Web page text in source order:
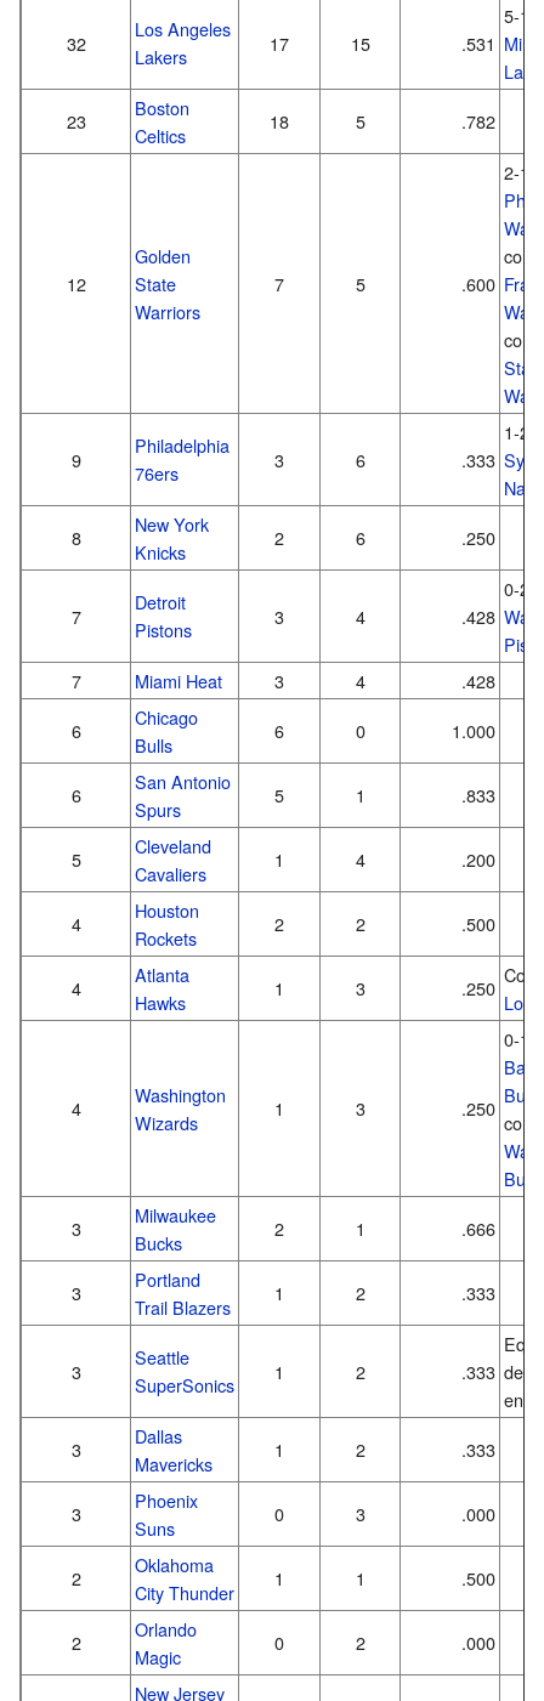
32
Los Angeles
Lakers
17 15 .531
5-1
23
Boston
Celtics
18 5 .782
12
Golden
State
Warriors
7 5 .600
2-1
State
9
Philadelphia
76ers
3 6 .333
1-2
8
New York
Knicks
2 6 .250
7
Detroit
Pistons
3 4 .428
0-2
7
Miami Heat 3 4
.428
6
Chicago
Bulls
6 0 1.000
6
San Antonio
Spurs
5 1 .833
5
Cleveland
Cavaliers
1 4 .200
4
Houston
Rockets
2 2 .500
4
Atlanta
Hawks
1 3 .250
4
Washington
Wizards
1 3 .250
0-1
3
Milwaukee
Bucks
2 1 .666
3
Portland
Trail Blazers
1 2 .333
3
Seattle
SuperSonics
1 2 .333
en
3
Dallas
Mavericks
1 2 .333
3
Phoenix
Suns
0 3 .000
2
Oklahoma
City Thunder
1 1 .500
2
Orlando
Magic
0 2 .000
New Jersey